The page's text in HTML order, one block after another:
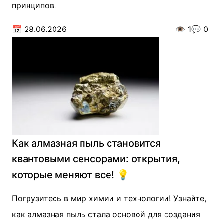
принципов!
📅 28.06.2026 👁️ 1💬 0
Как алмазная пыль становится
квантовыми сенсорами: открытия,
которые меняют все! 💡
Погрузитесь в мир химии и технологии! Узнайте,
как алмазная пыль стала основой для создания